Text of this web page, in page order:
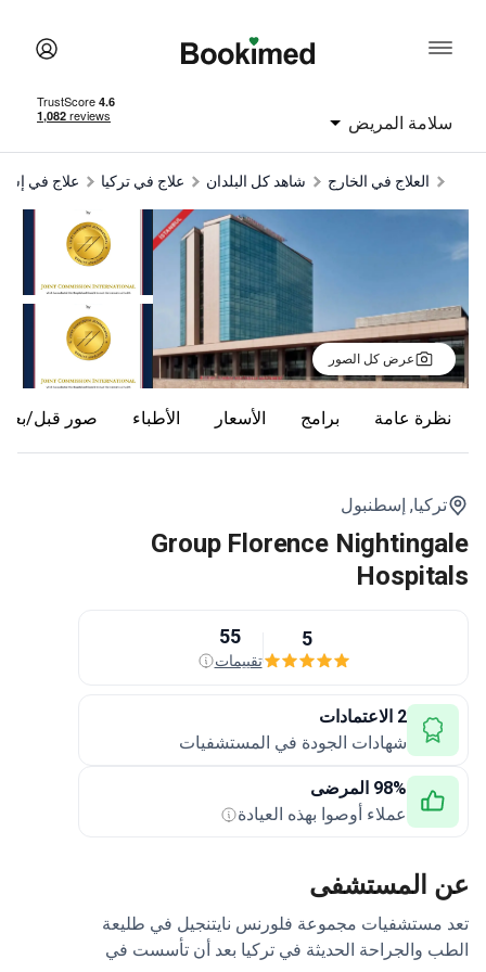
المريض
العلاج في الخارج شاهد كل البلدان علاج في تركيا علاج في إسطنبول
عرض كل الصور
عامة برامج الأسعار الأطباء صور قبل/بعد
إسطنبول
Group Florence
تقييمات
2 الاعتمادات
شهادات الجودة في المستشفيات
98% المرضى
عملاء أوصوا بهذه العيادة
المستشفى
مستشفيات مجموعة فلورنس نايتنجيل في طليعة
والجراحة الحديثة في تركيا بعد أن تأسست في